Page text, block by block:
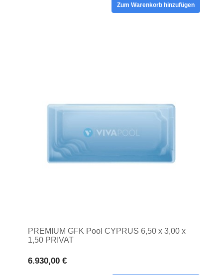
Zum Warenkorb hinzufügen
PREMIUM GFK Pool CYPRUS 6,50 x 3,00 x
1,50 PRIVAT
6.930,00 €